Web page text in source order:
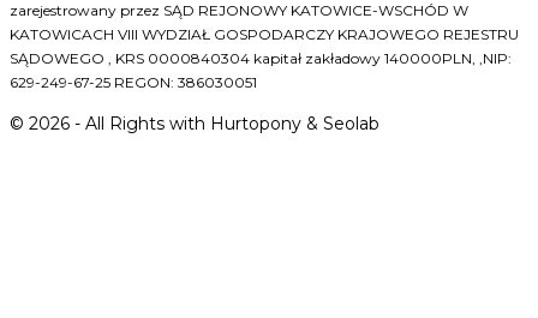
zarejestrowany przez SĄD REJONOWY KATOWICE-WSCHÓD W
KATOWICACH VIII WYDZIAŁ GOSPODARCZY KRAJOWEGO REJESTRU
SĄDOWEGO , KRS 0000840304 kapitał zakładowy 140000PLN, ,NIP:
629-249-67-25 REGON: 386030051
© 2026 - All Rights with Hurtopony & Seolab